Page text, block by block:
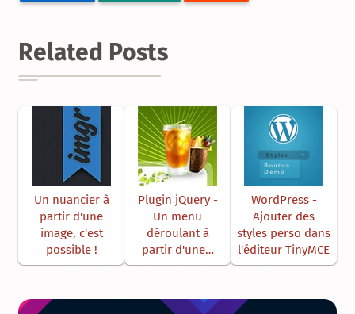
Related Posts
Un nuancier à
partir d'une
image, c'est
possible !
Plugin jQuery -
Un menu
déroulant à
partir d'une…
WordPress -
Ajouter des
styles perso dans
l'éditeur TinyMCE